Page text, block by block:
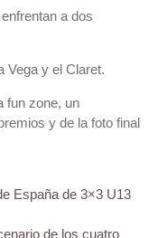
a dos
Vega y el Claret.
fun zone, un
y de la foto final
España de 3×3 U13
de los cuatro